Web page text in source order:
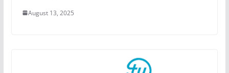
August 13, 2025